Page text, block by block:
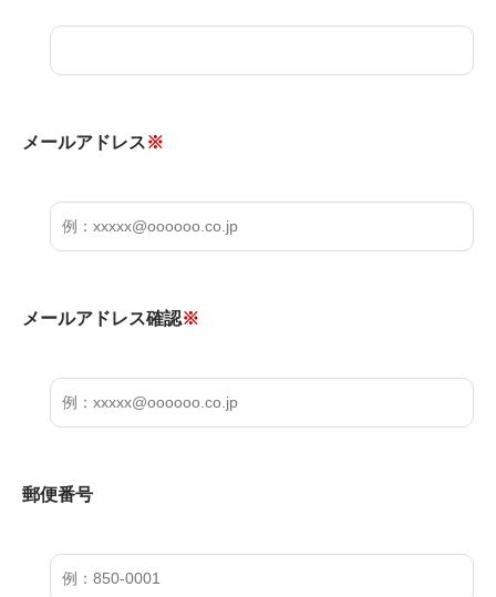
メールアドレス※
メールアドレス確認※
郵便番号